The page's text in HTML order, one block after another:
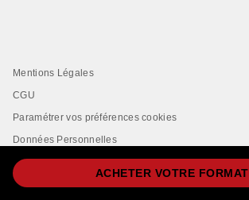
ACHETER VOTRE FORMAT
Mentions Légales
CGU
Paramétrer vos préférences cookies
Données Personnelles
Charte de Référencement